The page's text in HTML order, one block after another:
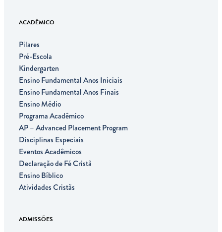
ACADÊMICO
Pilares
Pré-Escola
Kindergarten
Ensino Fundamental Anos Iniciais
Ensino Fundamental Anos Finais
Ensino Médio
Programa Acadêmico
AP – Advanced Placement Program
Disciplinas Especiais
Eventos Acadêmicos
Declaração de Fé Cristã
Ensino Bíblico
Atividades Cristãs
ADMISSÕES